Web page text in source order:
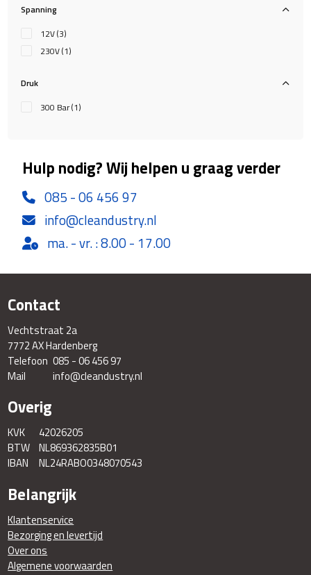
Spanning
12V(3)
230V(1)
Druk
300 Bar(1)
Hulp nodig? Wij helpen u graag verder
085 - 06 456 97
info@cleandustry.nl
ma. - vr. : 8.00 - 17.00
Contact
Vechtstraat 2a
7772 AX Hardenberg
Telefoon 085 - 06 456 97
Mail
info@cleandustry.nl
Overig
KVK
42026205
BTW NL869362835B01
IBAN
NL24RABO0348070543
Belangrijk
Klantenservice
Bezorging en levertijd
Over ons
Algemene voorwaarden